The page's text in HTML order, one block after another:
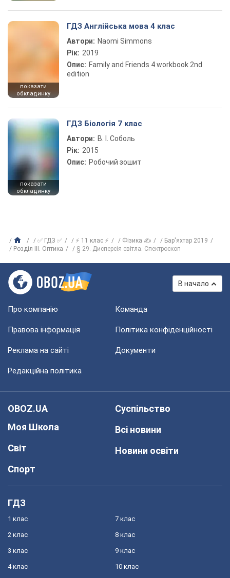
показати
обкладинку
ГДЗ Англійська мова 4 клас
Автори: Naomi Simmons
Рік: 2019
Опис: Family and Friends 4 workbook 2nd
edition
показати
обкладинку
ГДЗ Біологія 7 клас
Автори: В. І. Соболь
Рік: 2015
Опис: Робочий зошит
✅ ГДЗ ✅ ⚡ 11 клас ⚡ Фізика ✍
Бар'яхтар 2019
Розділ III. Оптика
§ 29. Дисперсія світла. Спектроскоп
В начало
Про компанію Команда
Правова інформація Політика конфіденційності
Реклама на сайті Документи
Редакційна політика
OBOZ.UA
Моя Школа
Світ
Спорт
Суспільство
Всі новини
Новини освіти
ГДЗ
1 клас
2 клас
3 клас
4 клас
7 клас
8 клас
9 клас
10 клас